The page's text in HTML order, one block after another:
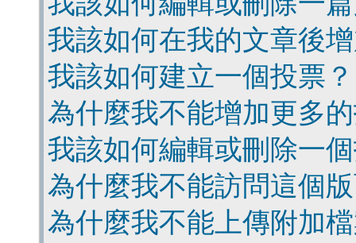
我該如何在我的文章後
我該如何建立一個投票？
為什麼我不能增加更多
我該如何編輯或刪除一
為什麼我不能訪問這個
為什麼我不能上傳附加